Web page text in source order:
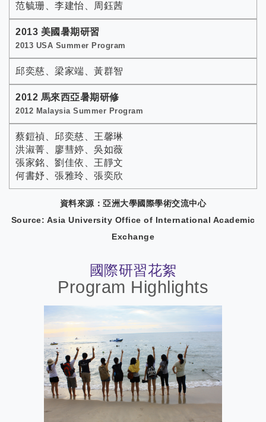
范毓珊、李建怡、周鈺茜
2013 美國暑期研習
2013 USA Summer Program
邱奕慈、梁家端、黃群智
2012 馬來西亞暑期研修
2012 Malaysia Summer Program
蔡鎧禎、邱奕慈、王馨琳
洪淑菁、廖彗婷、吳如薇
張家銘、劉佳依、王靜文
何書妤、張雅玲、張奕欣
資料來源：亞洲大學國際學術交流中心
Source: Asia University Office of International Academic
Exchange
國際研習花絮
Program Highlights